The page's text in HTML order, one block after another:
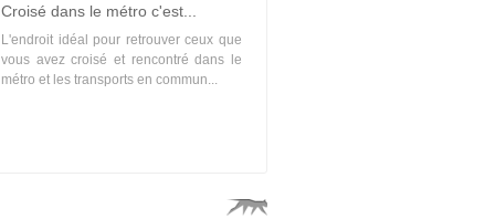
Croisé dans le métro c'est...
L'endroit idéal pour retrouver ceux que
vous avez croisé et rencontré dans le
métro et les transports en commun...